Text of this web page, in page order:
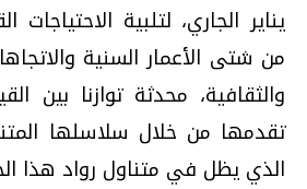
يناير الجاري، لتلبية الاحتياجات
من شتى الأعمار السنية
والثقافية، محدثة توازنا بين
تقدمها من خلال سلاسلها
الذي يظل في متناول رواد هذا